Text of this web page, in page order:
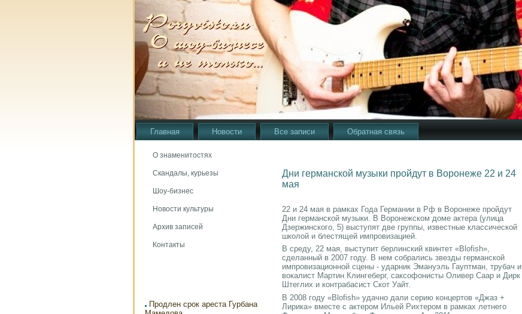
Главная Новости Все записи Обратная связь
О знаменитостях
Скандалы, курьезы
Шоу-бизнес
Новости культуры
Архив записей
Контакты
Продлен срок ареста Гурбана
Дни германской музыки пройдут в Воронеже 22 и 24
мая
22 и 24 мая в рамках Года Германии в Рф в Воронеже пройдут
Дни германской музыки. В Воронежском доме актера (улица
Дзержинского, 5) выступят две группы, известные классической
школой и блестящей импровизацией.
В среду, 22 мая, выступит берлинский квинтет «Blofish»,
сделанный в 2007 году. В нем собрались звезды германской
импровизационной сцены - ударник Эмануэль Гауптман, трубач и
вокалист Мартин Клингеберг, саксофонисты Оливер Саар и Дирк
Штеглих и контрабасист Скот Уайт.
В 2008 году «Blofish» удачно дали серию концертов «Джаз +
Лирика» вместе с актером Ильей Рихтером в рамках летнего